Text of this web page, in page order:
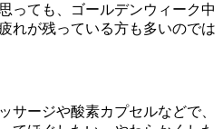
っても、ゴールデンウィーク中
れが残っている方も多いのでは
サージや酸素カプセルなどで、